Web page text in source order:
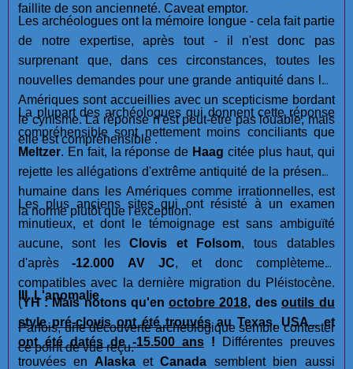
faillite de son ancienneté. Caveat emptor.
Les archéologues ont la mémoire longue - cela fait partie
de notre expertise, après tout - il n'est donc pas
surprenant que, dans ces circonstances, toutes les
nouvelles demandes pour une grande antiquité dans les
Amériques sont accueillies avec un scepticisme bordant
le cynisme. La réponse n'est peut-être pas louable, mais
elle est compréhensible .
La plupart des archéologues qui donnent cette réponse
compréhensible sont nettement moins conciliants que
Meltzer. En fait, la réponse de Haag citée plus haut, qui
rejette les allégations d'extrême antiquité de la présence
humaine dans les Amériques comme irrationnelles, est
la norme plutôt que l'exception.
Les plus anciens sites qui ont résisté à un examen
minutieux, et dont le témoignage est sans ambiguïté
aucune, sont les Clovis et Folsom, tous datables
d'après -12.000 AV JC, et donc complètement
compatibles avec la dernière migration du Pléistocène.
(YH : Mais notons qu'en octobre 2018, des outils du
style pré-clovis ont été trouvésau Texas, USA... et
ont été datés de -15.500 ans ! Différentes preuves
trouvées en Alaska et Canada semblent bien aussi
III. L'anomalie
Parfois, une découverte archéologique semble contester
ce point de vue reçu.